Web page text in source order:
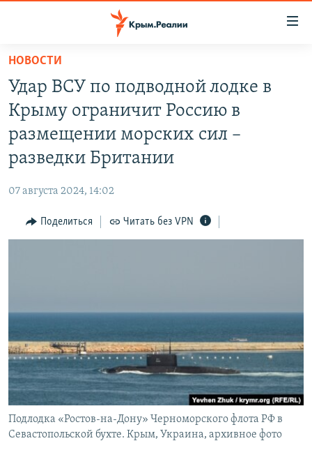
Вернуться
основному
содержанию
Вернутся
главной
Вернутся
поиску
СПЕЦПРОЕКТЫ
КАРТА ВОЕННЫХ ОБЪЕКТОВ КРЫМА
ВОДА
ИНТЕРАКТИВ
ИНФОГРАФИКА
КРЫМ.НЕПОКОРЕННЫЙ
ELIFBE
УКРАИНСКАЯ ПРОБЛЕМА КРЫМА
РАДІО СВОБОДА
КАК ОБОЙТИ БЛОКИРОВКУ
Все сайты RFE/RL
НОВОСТИ
Удар ВСУ по подводной лодке в
Крыму ограничит Россию в
размещении морских сил –
разведки Британии
07 августа 2024, 14:02
Поделиться Читать без VPN
Подлодка «Ростов-на-Дону» Черноморского флота РФ в
Севастопольской бухте. Крым, Украина, архивное фото